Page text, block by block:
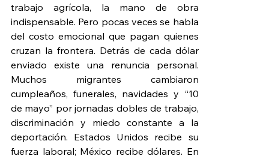
trabajo agrícola, la mano de obra
indispensable. Pero pocas veces se habla
del costo emocional que pagan quienes
cruzan la frontera. Detrás de cada dólar
enviado existe una renuncia personal.
Muchos migrantes cambiaron
cumpleaños, funerales, navidades y “10
de mayo” por jornadas dobles de trabajo,
discriminación y miedo constante a la
deportación. Estados Unidos recibe su
fuerza laboral; México recibe dólares. En